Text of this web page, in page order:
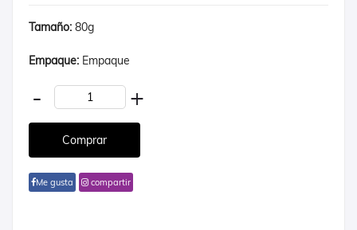
Tamaño: 80g
Empaque: Empaque
- +
Me gusta compartir